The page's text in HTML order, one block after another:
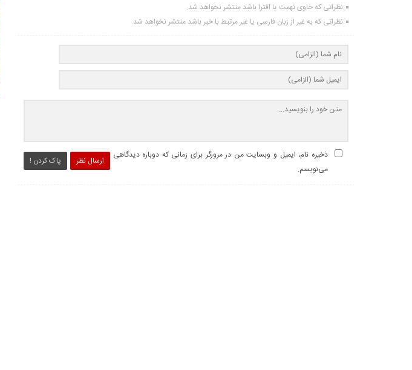
نظراتی که حاوی تهمت یا افترا باشد منتشر نخواهد شد.
نظراتی که به غیر از زبان فارسی یا غیر مرتبط با خبر باشد منتشر نخواهد شد.
ارسال نظر پاک کردن !
ذخیره نام، ایمیل و وبسایت من در مرورگر برای زمانی که دوباره دیدگاهی
می‌نویسم.